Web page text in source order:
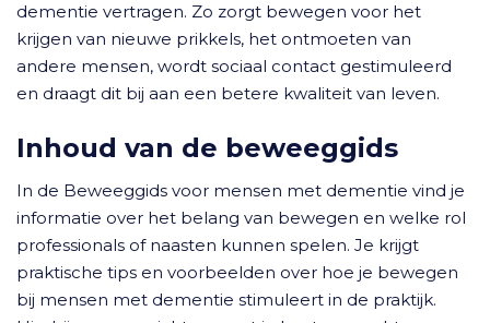
dementie vertragen. Zo zorgt bewegen voor het
krijgen van nieuwe prikkels, het ontmoeten van
andere mensen, wordt sociaal contact gestimuleerd
en draagt dit bij aan een betere kwaliteit van leven.
Inhoud van de beweeggids
In de Beweeggids voor mensen met dementie vind je
informatie over het belang van bewegen en welke rol
professionals of naasten kunnen spelen. Je krijgt
praktische tips en voorbeelden over hoe je bewegen
bij mensen met dementie stimuleert in de praktijk.